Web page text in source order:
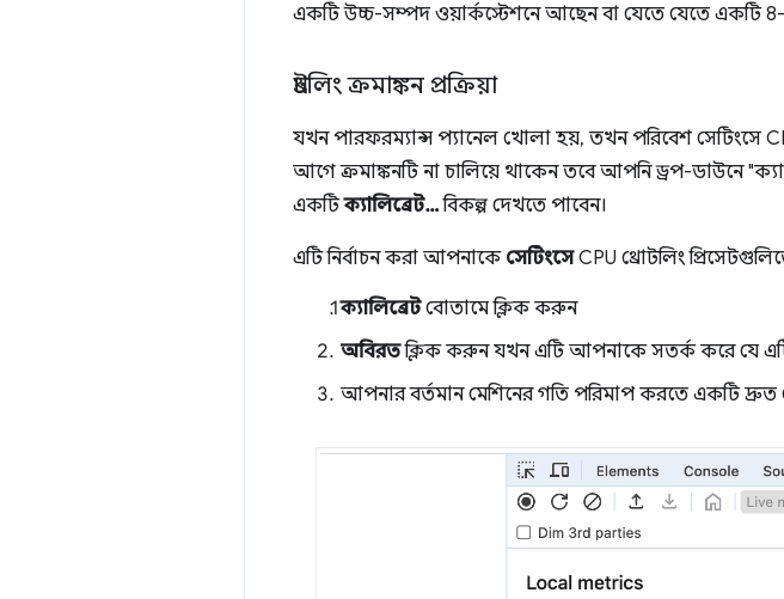
একটি উচ্চ-সম্পদ ওয়ার্কস্টেশনে আছেন বা যেতে যেতে একটি
থ্রটলিং ক্রমাঙ্কন প্রক্রিয়া
যখন পারফরম্যান্স প্যানেল খোলা হয়, তখন পরিবেশ সেটিংসে
আগে ক্রমাঙ্কনটি না চালিয়ে থাকেন তবে আপনি ড্রপ-ডাউনে
একটিক্যালিব্রেট…বিকল্প দেখতে পাবেন।
এটি নির্বাচন করা আপনাকে সেটিংসেCPU থ্রোটলিং
ক্যালিব্রেটবোতামে ক্লিক করুন
অবিরতক্লিক করুন যখন এটি আপনাকে সতর্ক করে যে এটি
আপনার বর্তমান মেশিনের গতি পরিমাপ করতে একটি দ্রুত